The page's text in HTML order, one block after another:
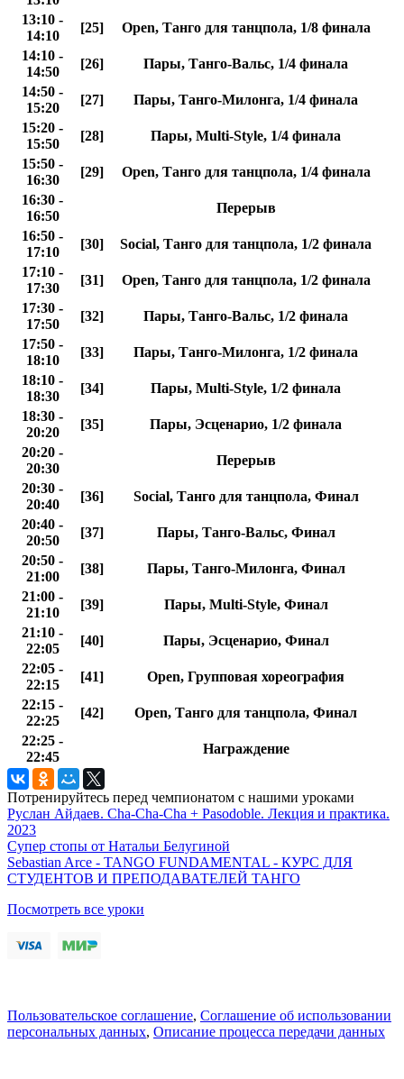
13:10 -
14:10
[25]
Open, Танго для танцпола, 1/8 финала
14:10 -
14:50
[26]
Пары, Танго-Вальс, 1/4 финала
14:50 -
15:20
[27]
Пары, Танго-Милонга, 1/4 финала
15:20 -
15:50
[28]
Пары, Multi-Style, 1/4 финала
15:50 -
16:30
[29]
Open, Танго для танцпола, 1/4 финала
16:30 -
16:50
Перерыв
16:50 -
17:10
[30]
Social, Танго для танцпола, 1/2 финала
17:10 -
17:30
[31]
Open, Танго для танцпола, 1/2 финала
17:30 -
17:50
[32]
Пары, Танго-Вальс, 1/2 финала
17:50 -
18:10
[33]
Пары, Танго-Милонга, 1/2 финала
18:10 -
18:30
[34]
Пары, Multi-Style, 1/2 финала
18:30 -
20:20
[35]
Пары, Эсценарио, 1/2 финала
20:20 -
20:30
Перерыв
20:30 -
20:40
[36]
Social, Танго для танцпола, Финал
20:40 -
20:50
[37]
Пары, Танго-Вальс, Финал
20:50 -
21:00
[38]
Пары, Танго-Милонга, Финал
21:00 -
21:10
[39]
Пары, Multi-Style, Финал
21:10 -
22:05
[40]
Пары, Эсценарио, Финал
22:05 -
22:15
[41]
Open, Групповая хореография
22:15 -
22:25
[42]
Open, Танго для танцпола, Финал
22:25 -
22:45
Награждение
Потренируйтесь перед чемпионатом с нашими уроками
Руслан Айдаев. Cha-Cha-Cha + Pasodoble. Лекция и практика.
2023
Супер стопы от Натальи Белугиной
Sebastian Arce - TANGO FUNDAMENTAL - КУРС ДЛЯ
СТУДЕНТОВ И ПРЕПОДАВАТЕЛЕЙ ТАНГО
Посмотреть все уроки
Пользовательское соглашение, Соглашение об использовании
персональных данных, Описание процесса передачи данных